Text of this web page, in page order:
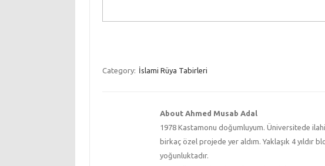
Category: İslami Rüya Tabirleri
About Ahmed Musab Adal
1978 Kastamonu doğumluyum. Üniversitede
birkaç özel projede yer aldım. Yaklaşık 4 yıldır
yoğunluktadır.